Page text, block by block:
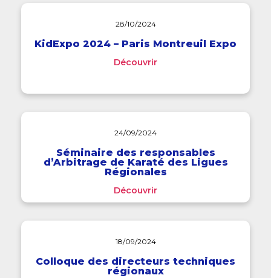
28/10/2024
KidExpo 2024 – Paris Montreuil Expo
Découvrir
24/09/2024
Séminaire des responsables
d’Arbitrage de Karaté des Ligues
Régionales
Découvrir
18/09/2024
Colloque des directeurs techniques
régionaux